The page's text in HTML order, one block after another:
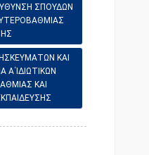
ΣΠΟΥΔΩΝ
ΚΑΙ
ΚΑΙ